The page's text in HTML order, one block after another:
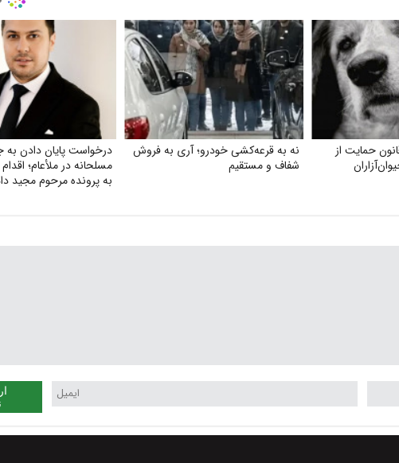
حمایت از
نه به قرعه‌کشی خودرو؛ آری به فروش
شفاف و مستقیم
درخواست پایان دادن به
مسلحانه در ملأعام؛
به پرونده مرحوم مجید